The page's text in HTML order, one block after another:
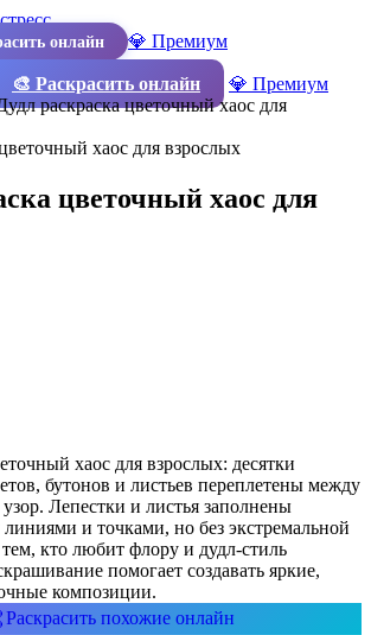
онлайн
💎 Премиум
🎨 Раскрасить онлайн
💎 Премиум
раскраска цветочный хаос для
цветочный хаос для
хаос для взрослых: десятки
бутонов и листьев переплетены между
Лепестки и листья заполнены
и точками, но без экстремальной
кто любит флору и дудл‑стиль
помогает создавать яркие,
композиции.
Раскрасить похожие онлайн